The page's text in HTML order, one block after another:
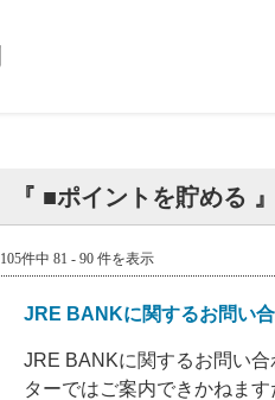
『 ■ポイントを貯める
105件中 81 - 90 件を表示
JRE BANKに関するお問い
JRE BANKに関するお問い
ターではご案内できかねま